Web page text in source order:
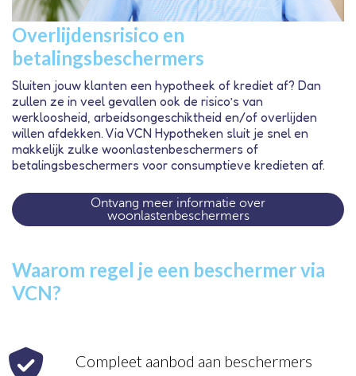
Overlijdensrisico en
betalingsbeschermers
Sluiten jouw klanten een hypotheek of krediet af? Dan
zullen ze in veel gevallen ook de risico’s van
werkloosheid, arbeidsongeschiktheid en/of overlijden
willen afdekken. Via VCN Hypotheken sluit je snel en
makkelijk zulke woonlastenbeschermers of
betalingsbeschermers voor consumptieve kredieten af.
Ontvang meer informatie over
woonlastenbeschermers
Waarom regel je een beschermer via
VCN?
Compleet aanbod aan beschermers